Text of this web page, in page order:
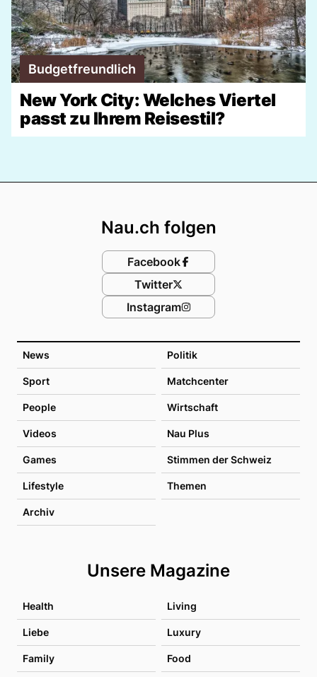
Budgetfreundlich
New York City: Welches Viertel
passt zu Ihrem Reisestil?
News Politik
Sport Matchcenter
People Wirtschaft
Videos Nau Plus
Games Stimmen der Schweiz
Lifestyle Themen
Archiv
Unsere Magazine
Health Living
Liebe Luxury
Family Food
Nau.ch folgen
Facebook
Twitter
Instagram